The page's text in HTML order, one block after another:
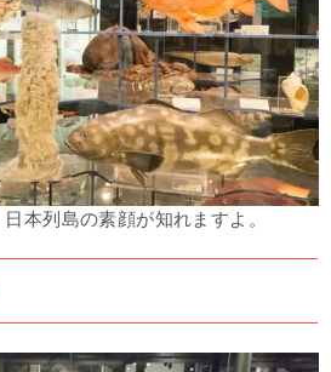
本列島の素顔が知れますよ。